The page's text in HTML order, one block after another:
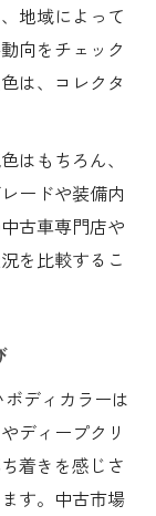
地域によって
向をチェック
は、コレクタ
はもちろん、
ードや装備内
古車専門店や
を比較するこ
ディカラーは
ディープクリ
着きを感じさ
す。中古市場